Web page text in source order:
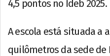
4,5 pontos no Ideb 2025.
A escola está situada a
quilômetros da sede de